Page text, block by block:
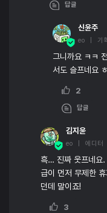
답글
신윤주
eo | 기
그니까요 ㅋㅋ
서도 슬프네요
2
답글
김지윤
eo | 에디터
흑… 진짜 웃프네요.
급이 먼저 무제한
던데 말이죠!
3